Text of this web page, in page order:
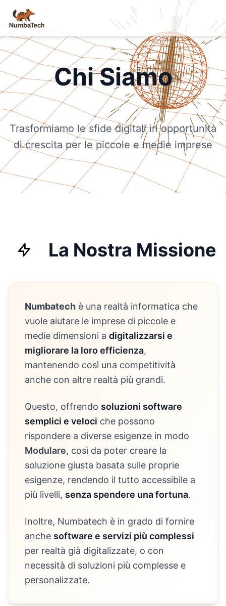
NumbaTech
Chi Siamo
Trasformiamo le sfide digitali in opportunità
di crescita per le piccole e medie imprese
La Nostra Missione
Numbatech è una realtà informatica che
vuole aiutare le imprese di piccole e
medie dimensioni a digitalizzarsi e
migliorare la loro efficienza,
mantenendo così una competitività
anche con altre realtà più grandi.
Questo, offrendo soluzioni software
semplici e veloci che possono
rispondere a diverse esigenze in modo
Modulare, così da poter creare la
soluzione giusta basata sulle proprie
esigenze, rendendo il tutto accessibile a
più livelli, senza spendere una fortuna.
Inoltre, Numbatech è in grado di fornire
anche software e servizi più complessi
per realtà già digitalizzate, o con
necessità di soluzioni più complesse e
personalizzate.